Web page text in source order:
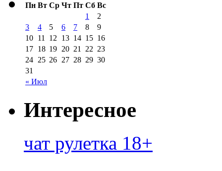
Пн Вт Ср Чт Пт Сб Вс
« Июл
1
2
3
4 5 6 7 8
9
10 11 12 13 14 15 16
17 18 19 20 21 22 23
24 25 26 27 28 29 30
31
Интересное
чат рулетка 18+